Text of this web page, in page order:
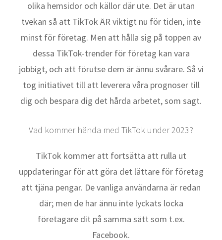
olika hemsidor och källor där ute. Det är utan
tvekan så att TikTok ÄR viktigt nu för tiden, inte
minst för företag. Men att hålla sig på toppen av
dessa TikTok-trender för företag kan vara
jobbigt, och att förutse dem är ännu svårare. Så vi
tog initiativet till att leverera våra prognoser till
dig och bespara dig det hårda arbetet, som sagt.
Vad kommer hända med TikTok under 2023?
TikTok kommer att fortsätta att rulla ut
uppdateringar för att göra det lättare för företag
att tjäna pengar. De vanliga användarna är redan
där; men de har ännu inte lyckats locka
företagare dit på samma sätt som t.ex.
Facebook.